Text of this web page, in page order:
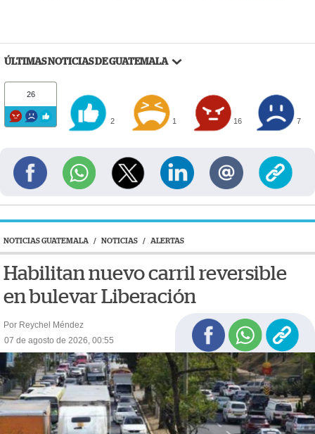
ÚLTIMAS NOTICIAS DE GUATEMALA
26
2 1 16 7
NOTICIAS GUATEMALA / NOTICIAS / ALERTAS
Habilitan nuevo carril reversible
en bulevar Liberación
Por Reychel Méndez
07 de agosto de 2026, 00:55